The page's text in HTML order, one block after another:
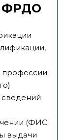
ФРДО
профессии
(ФИС
выдачи